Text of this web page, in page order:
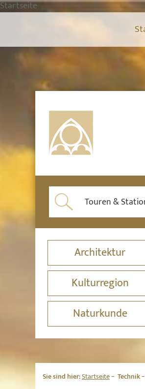
Startseite
Architektur
Kulturregion
Naturkunde
Sie sind hier:Startseite Technik